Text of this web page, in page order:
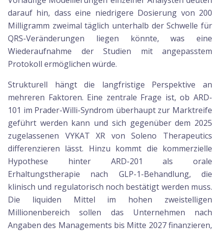
darauf hin, dass eine niedrigere Dosierung von 200
Milligramm zweimal täglich unterhalb der Schwelle für
QRS-Veränderungen liegen könnte, was eine
Wiederaufnahme der Studien mit angepasstem
Protokoll ermöglichen würde.
Strukturell hängt die langfristige Perspektive an
mehreren Faktoren. Eine zentrale Frage ist, ob ARD-
101 im Prader-Willi-Syndrom überhaupt zur Marktreife
geführt werden kann und sich gegenüber dem 2025
zugelassenen VYKAT XR von Soleno Therapeutics
differenzieren lässt. Hinzu kommt die kommerzielle
Hypothese hinter ARD-201 als orale
Erhaltungstherapie nach GLP-1-Behandlung, die
klinisch und regulatorisch noch bestätigt werden muss.
Die liquiden Mittel im hohen zweistelligen
Millionenbereich sollen das Unternehmen nach
Angaben des Managements bis Mitte 2027 finanzieren,